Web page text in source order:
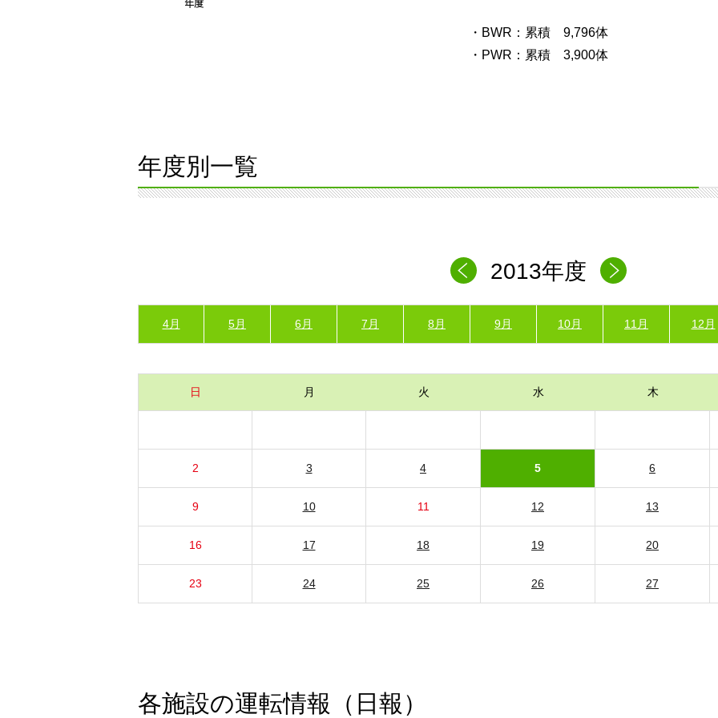
・BWR：累積 9,796体
・PWR：累積 3,900体
年度別一覧
2013年度
4月 5月 6月 7月 8月 9月 10月 11月 12月
日 月 火 水 木
2 3 4 5 6
9 10 11 12 13
16 17 18 19 20
23 24 25 26 27
各施設の運転情報（日報）